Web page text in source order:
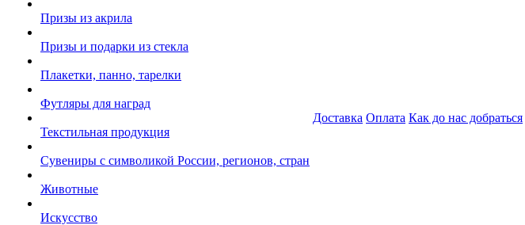
Призы из акрила
Призы и подарки из стекла
Плакетки, панно, тарелки
Футляры для наград
Текстильная продукция
Сувениры с символикой России, регионов, стран
Животные
Искусство
Доставка Оплата Как до нас добраться